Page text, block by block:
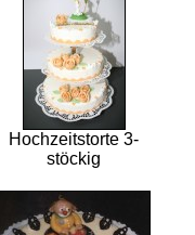
Hochzeitstorte 3-
stöckig